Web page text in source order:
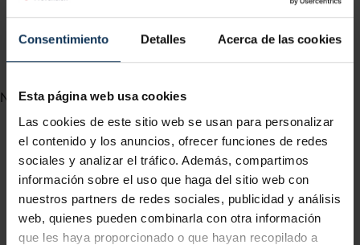
Consentimiento Detalles Acerca de las cookies
Esta página web usa cookies
Las cookies de este sitio web se usan para personalizar
el contenido y los anuncios, ofrecer funciones de redes
sociales y analizar el tráfico. Además, compartimos
información sobre el uso que haga del sitio web con
nuestros partners de redes sociales, publicidad y análisis
web, quienes pueden combinarla con otra información
que les haya proporcionado o que hayan recopilado a
No hay resultados
1 2 3 4 5 6 7 8 9